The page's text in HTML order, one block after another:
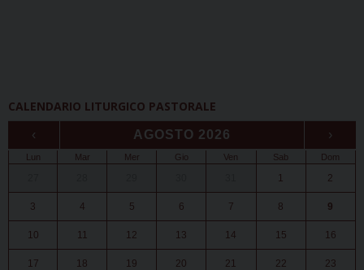
CALENDARIO LITURGICO PASTORALE
‹ AGOSTO 2026 ›
Lun Mar Mer Gio Ven Sab Dom
1 2
3 4 5 6 7 8 9
10 11 12 13 14 15 16
17 18 19 20 21 22 23